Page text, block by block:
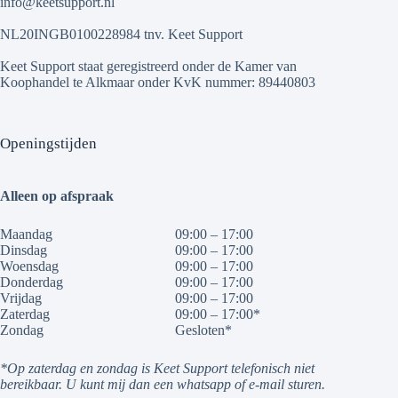
NL20INGB0100228984 tnv. Keet Support
Keet Support staat geregistreerd onder de Kamer van
Koophandel te Alkmaar onder KvK nummer: 89440803
Openingstijden
Alleen op afspraak
Maandag
Dinsdag
Woensdag
Donderdag
Vrijdag
Zaterdag
Zondag
09:00 – 17:00
09:00 – 17:00
09:00 – 17:00
09:00 – 17:00
09:00 – 17:00
09:00 – 17:00*
Gesloten*
*Op zaterdag en zondag is Keet Support telefonisch niet
bereikbaar. U kunt mij dan een whatsapp of e-mail sturen.